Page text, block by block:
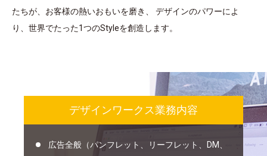
たちが、お客様の熱いおもいを磨き、
デザインのパワーによ
り、世界でたった1つのStyleを創造します。
デザインワークス業務内容
広告全般（パンフレット、リーフレット、DM、